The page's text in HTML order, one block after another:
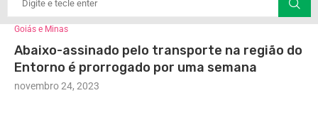
Goiás e Minas
Abaixo-assinado pelo transporte na região do
Entorno é prorrogado por uma semana
novembro 24, 2023